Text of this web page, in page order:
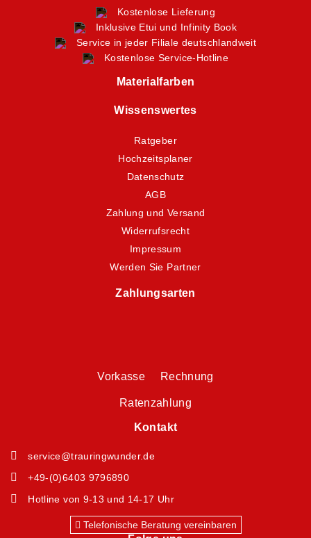
Kostenlose Lieferung
Inklusive Etui und Infinity Book
Service in jeder Filiale deutschlandweit
Kostenlose Service-Hotline
Materialfarben
Wissenswertes
Ratgeber
Hochzeitsplaner
Datenschutz
AGB
Zahlung und Versand
Widerrufsrecht
Impressum
Werden Sie Partner
Zahlungsarten
Vorkasse Rechnung
Ratenzahlung
Kontakt
service@trauringwunder.de
+49-(0)6403 9796890
Hotline von 9-13 und 14-17 Uhr
Telefonische Beratung vereinbaren